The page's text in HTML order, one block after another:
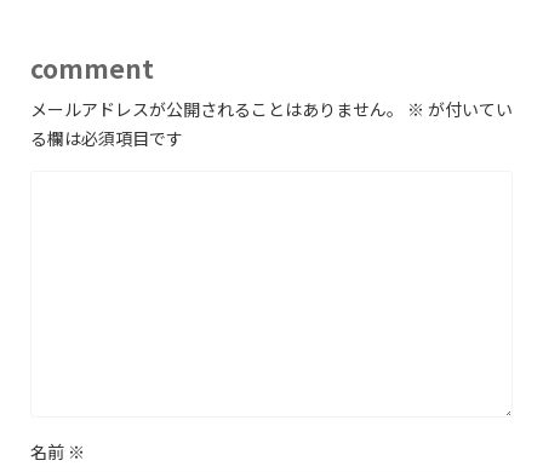
comment
メールアドレスが公開されることはありません。 ※ が付いてい
る欄は必須項目です
名前 ※